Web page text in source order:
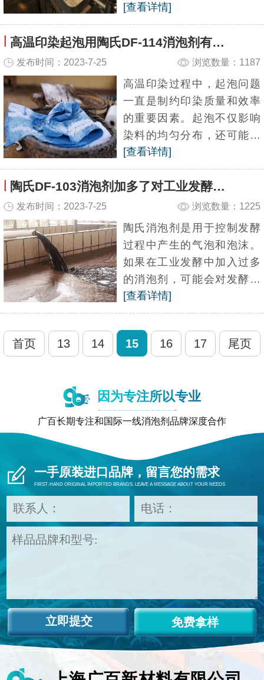
和产量。因此，消泡是非常
重要的一步，而陶氏DF-104
消泡剂则是高温消泡中的“佼
佼者”。本文广百小编介绍...
[查看详情]
| 高温印染起泡用陶氏DF-114消泡剂有什么优势？
高温印染过程中，起泡问题
一直是制约印染质量和效率
的重要因素。起泡不仅影响
染料的均匀分布，还可能导
致颜色不均匀和印染不良等
问题。为了解决这一问题，
陶氏化学公司推出了一种专
门针对高温印染起泡的消泡
剂——陶...
[查看详情]
发布时间：2023-7-25 浏览数量：1187
| 陶氏DF-103消泡剂加多了对工业发酵有什么影响？
陶氏消泡剂是用于控制发酵
过程中产生的气泡和泡沫。
如果在工业发酵中加入过多
的消泡剂，可能会对发酵过
程产生一定的影响。我们在
使用消泡剂时一定要经过多
少实验，测试出来准确的添
加量，再进行投放使用。今
[查看详情]
发布时间：2023-7-25 浏览数量：1225
首页 13 14 15 16 17 尾页
因为专注所以专业
广百长期专注和国际一线消泡剂品牌深度合作
一手原装进口品牌，留言您的需求
FIRST-HAND ORIGINAL IMPORTED BRANDS, LEAVE A MESSAGE ABOUT YOUR NEEDS
免费拿样